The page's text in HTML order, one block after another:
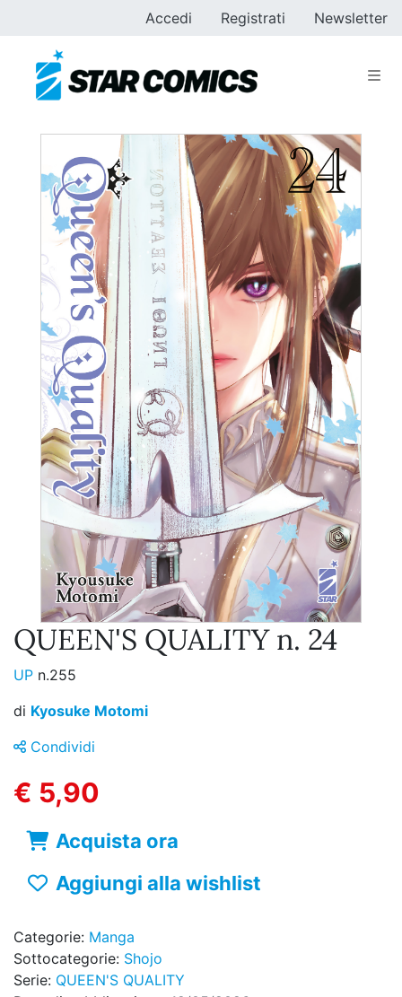
Accedi Registrati Newsletter
QUEEN'S QUALITY n. 24
UP n.255
di Kyosuke Motomi
Condividi
€ 5,90
Acquista ora
Aggiungi alla wishlist
Categorie: Manga
Sottocategorie: Shojo
Serie: QUEEN'S QUALITY